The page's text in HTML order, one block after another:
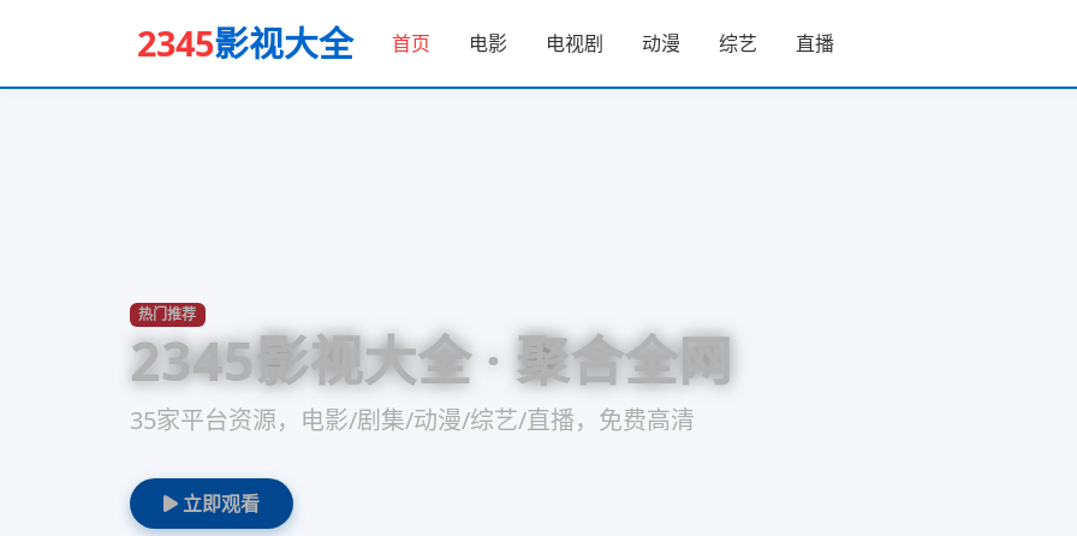
2345影视大全 首页 电影 电视剧 动漫 综艺 直播
热门推荐
2345影视大全 · 聚合全网
35家平台资源，电影/剧集/动漫/综艺/直播，免费高清
立即观看